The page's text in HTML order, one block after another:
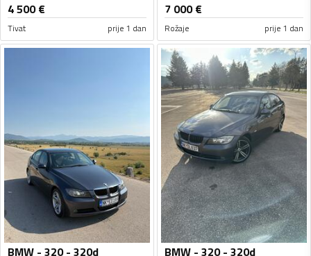
4 500€
Tivat prije 1 dan
7 000€
Rožaje prije 1 dan
BMW - 320 - 320d BMW - 320 - 320d